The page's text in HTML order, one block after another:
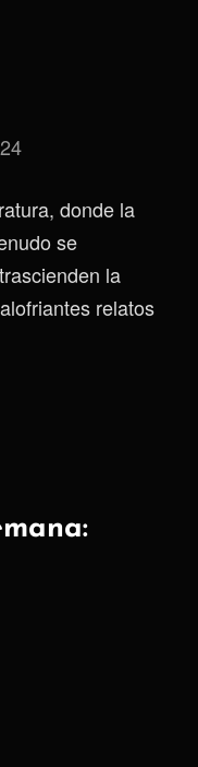
donde la
se
la
relatos